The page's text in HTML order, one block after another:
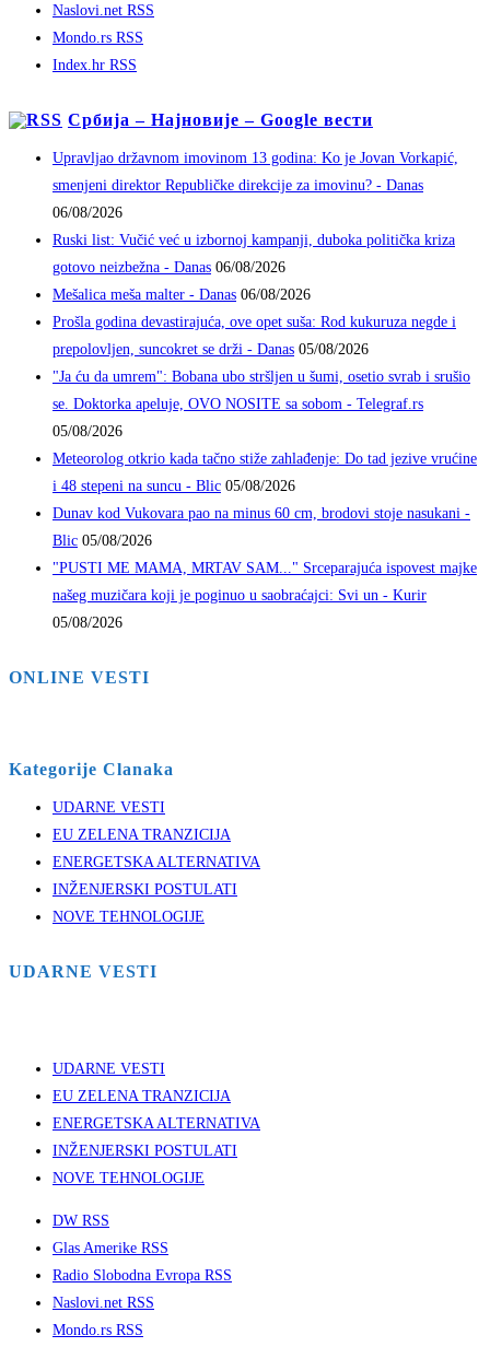
Naslovi.net RSS
Mondo.rs RSS
Index.hr RSS
Србија – Најновије – Google вести
Upravljao državnom imovinom 13 godina: Ko je Jovan Vorkapić,
smenjeni direktor Republičke direkcije za imovinu? - Danas
06/08/2026
Ruski list: Vučić već u izbornoj kampanji, duboka politička kriza
gotovo neizbežna - Danas 06/08/2026
Mešalica meša malter - Danas 06/08/2026
Prošla godina devastirajuća, ove opet suša: Rod kukuruza negde i
prepolovljen, suncokret se drži - Danas 05/08/2026
"Ja ću da umrem": Bobana ubo stršljen u šumi, osetio svrab i srušio
se. Doktorka apeluje, OVO NOSITE sa sobom - Telegraf.rs
05/08/2026
Meteorolog otkrio kada tačno stiže zahlađenje: Do tad jezive vrućine
i 48 stepeni na suncu - Blic 05/08/2026
Dunav kod Vukovara pao na minus 60 cm, brodovi stoje nasukani -
Blic 05/08/2026
"PUSTI ME MAMA, MRTAV SAM..." Srceparajuća ispovest majke
našeg muzičara koji je poginuo u saobraćajci: Svi un - Kurir
05/08/2026
ONLINE VESTI
Kategorije Clanaka
UDARNE VESTI
EU ZELENA TRANZICIJA
ENERGETSKA ALTERNATIVA
INŽENJERSKI POSTULATI
NOVE TEHNOLOGIJE
UDARNE VESTI
UDARNE VESTI
EU ZELENA TRANZICIJA
ENERGETSKA ALTERNATIVA
INŽENJERSKI POSTULATI
NOVE TEHNOLOGIJE
DW RSS
Glas Amerike RSS
Radio Slobodna Evropa RSS
Naslovi.net RSS
Mondo.rs RSS